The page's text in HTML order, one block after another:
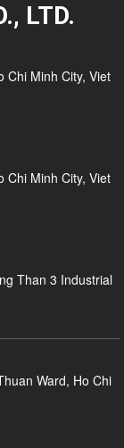
LTD.
Chi Minh City, Viet
Chi Minh City, Viet
Than 3 Industrial
Ward, Ho Chi